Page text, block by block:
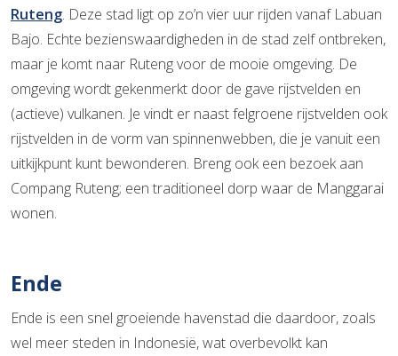
Ruteng. Deze stad ligt op zo’n vier uur rijden vanaf Labuan
Bajo. Echte bezienswaardigheden in de stad zelf ontbreken,
maar je komt naar Ruteng voor de mooie omgeving. De
omgeving wordt gekenmerkt door de gave rijstvelden en
(actieve) vulkanen. Je vindt er naast felgroene rijstvelden ook
rijstvelden in de vorm van spinnenwebben, die je vanuit een
uitkijkpunt kunt bewonderen. Breng ook een bezoek aan
Compang Ruteng; een traditioneel dorp waar de Manggarai
wonen.
Ende
Ende is een snel groeiende havenstad die daardoor, zoals
wel meer steden in Indonesië, wat overbevolkt kan